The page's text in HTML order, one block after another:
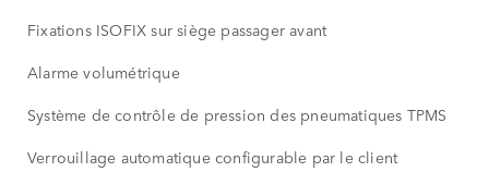
Fixations ISOFIX sur siège passager avant
Alarme volumétrique
Système de contrôle de pression des pneumatiques TPMS
Verrouillage automatique configurable par le client